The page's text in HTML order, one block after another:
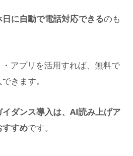
に自動で電話対応できるのも
アプリを活用すれば、無料で
きます。
ダンス導入は、AI読み上げア
すすめです。